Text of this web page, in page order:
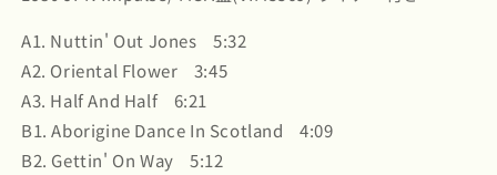
Illumination
(VIM5569)
数
量
を
減
Illumination
(VIM5569)
の
数
量
を
増
A1. Nuttin' Out Jones 5:32
A2. Oriental Flower 3:45
A3. Half And Half 6:21
B1. Aborigine Dance In Scotland 4:09
B2. Gettin' On Way 5:12